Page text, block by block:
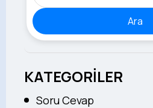
Ara
KATEGORİLER
Soru Cevap